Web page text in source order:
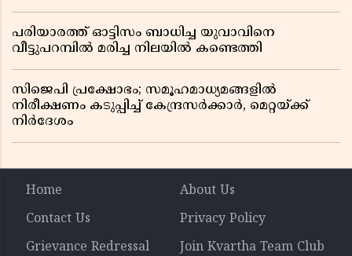
പരിയാരത്ത് ഓട്ടിസം ബാധിച്ച യുവാവിനെ
വീട്ടുപറമ്പിൽ മരിച്ച നിലയിൽ കണ്ടെത്തി
സിജെപി പ്രക്ഷോഭം; സമൂഹമാധ്യമങ്ങളിൽ
നിരീക്ഷണം കടുപ്പിച്ച് കേന്ദ്രസർക്കാർ, മെറ്റയ്ക്ക്
നിർദേശം
Home
About Us
Contact Us
Privacy Policy
Grievance Redressal
Join Kvartha Team Club